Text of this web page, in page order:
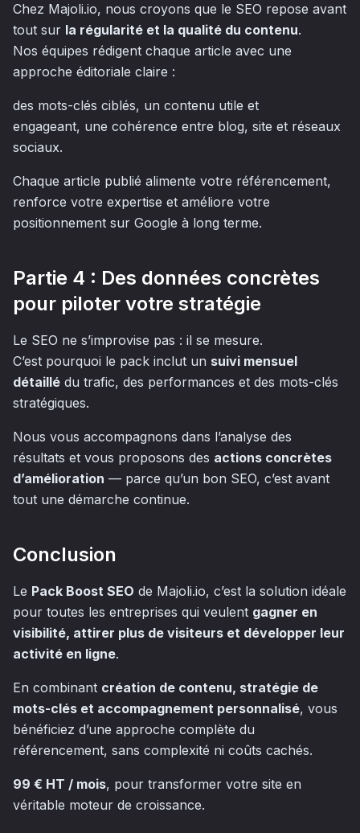
Chez Majoli.io, nous croyons que le SEO repose avant
tout sur la régularité et la qualité du contenu.
Nos équipes rédigent chaque article avec une
approche éditoriale claire :
des mots-clés ciblés, un contenu utile et
engageant, une cohérence entre blog, site et réseaux
sociaux.
Chaque article publié alimente votre référencement,
renforce votre expertise et améliore votre
positionnement sur Google à long terme.
Partie 4 : Des données concrètes
pour piloter votre stratégie
Le SEO ne s’improvise pas : il se mesure.
C’est pourquoi le pack inclut un suivi mensuel
détaillé du trafic, des performances et des mots-clés
stratégiques.
Nous vous accompagnons dans l’analyse des
résultats et vous proposons des actions concrètes
d’amélioration — parce qu’un bon SEO, c’est avant
tout une démarche continue.
Conclusion
Le Pack Boost SEO de Majoli.io, c’est la solution idéale
pour toutes les entreprises qui veulent gagner en
visibilité, attirer plus de visiteurs et développer leur
activité en ligne.
En combinant création de contenu, stratégie de
mots-clés et accompagnement personnalisé, vous
bénéficiez d’une approche complète du
référencement, sans complexité ni coûts cachés.
99 € HT / mois, pour transformer votre site en
véritable moteur de croissance.